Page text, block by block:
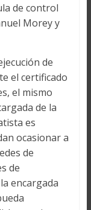
de control
Morey y
de
el certificado
el mismo
de la
es
ocasionar a
de
de
encargada